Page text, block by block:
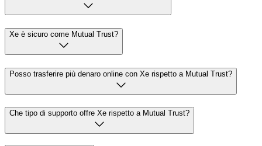
Xe è sicuro come Mutual Trust?
Posso trasferire più denaro online con Xe rispetto a Mutual Trust?
Che tipo di supporto offre Xe rispetto a Mutual Trust?